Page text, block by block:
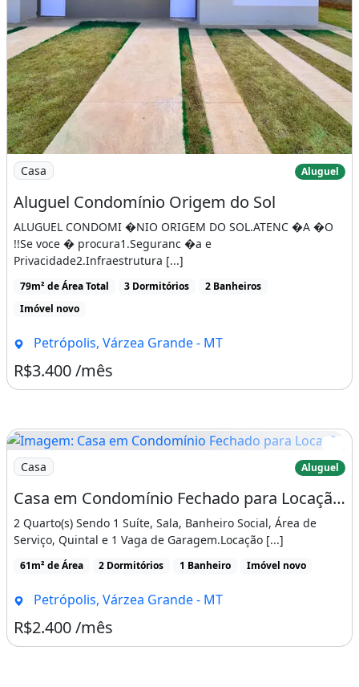
Imagem: Aluguel Condomínio Origem do Sol
Casa Aluguel
Aluguel Condomínio Origem do Sol
ALUGUEL CONDOMI �NIO ORIGEM DO SOL.ATENC �A �O
!!Se voce � procura1.Seguranc �a e
Privacidade2.Infraestrutura [...]
79m² de Área Total 3 Dormitórios
2 Banheiros
Imóvel novo
Petrópolis, Várzea Grande - MT
R$3.400 /mês
Imagem: Casa em Condomínio Fechado para Locação
Casa Aluguel
Casa em Condomínio Fechado para Locação, com 2 Quarto(S), Sendo 1 Suíte Próximo Ao
2 Quarto(s) Sendo 1 Suíte, Sala, Banheiro Social, Área de
Serviço, Quintal e 1 Vaga de Garagem.Locação [...]
61m² de Área 2 Dormitórios 1 Banheiro Imóvel novo
Petrópolis, Várzea Grande - MT
R$2.400 /mês